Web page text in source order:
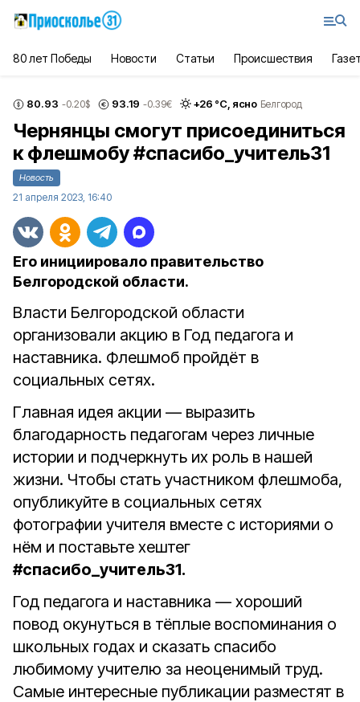
80 лет Победы Новости Статьи Происшествия
80.93 -0.20$ 93.19 -0.39€ +26 °С, ясно Белгород
Чернянцы смогут присоединиться
к флешмобу #спасибо_учитель31
Новость
21 апреля 2023, 16:40
Его инициировало правительство
Белгородской области.
Власти Белгородской области
организовали акцию в Год педагога и
наставника. Флешмоб пройдёт в
социальных сетях.
Главная идея акции — выразить
благодарность педагогам через личные
истории и подчеркнуть их роль в нашей
жизни. Чтобы стать участником флешмоба,
опубликуйте в социальных сетях
фотографии учителя вместе с историями о
нём и поставьте хештег
#спасибо_учитель31.
Год педагога и наставника — хороший
повод окунуться в тёплые воспоминания о
школьных годах и сказать спасибо
любимому учителю за неоценимый труд.
Самые интересные публикации разместят в